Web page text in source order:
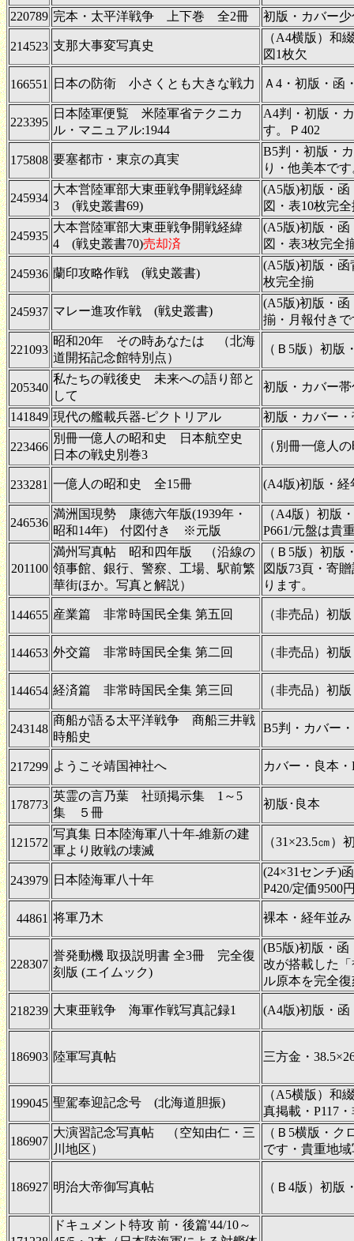
220789 完本・太平洋戦争 上下巻 全2冊 初版・カバー
214523 支那大事変写真史
（A4横版）和
図1枚欠
166551 日本の防衛 小さくとも大きな戦力 Ａ4・初版・函
223395
日本陸軍便覧 米陸軍省テクニカ
ル・マニュアル:1944
A4判・初版・
す。Ｐ402
175808 要塞都市・東京の真実
B5判・初版・
り・他美本で
245934
大本営陸軍部大東亜戦争開戦経緯
3 (戦史叢書69)
(A5版)初版・
図・表10枚完
245935
大本営陸軍部大東亜戦争開戦経緯
4 (戦史叢書70)売却済
(A5版)初版・
図・表3枚完全
245936 蘭印攻略作戦 (戦史叢書)
(A5版)初版・函
枚完全揃
245937 マレー進攻作戦 (戦史叢書)
(A5版)初版・函
揃・月報付き
221093
昭和20年 その時あなたは （北海
道開拓記念館特別点）
（Ｂ5版）初版
205340
私たちの戦後史 未来への語り部と
して
初版・カバー
141849 現代の艦載兵器-ピクトリアル 初版・カバー・
223466
別冊一億人の昭和史 日本航空史
日本の戦史別巻3
（別冊一億人
233281 一億人の昭和史 全15冊 (A4版)初版・経
246536
満洲国現勢 康徳六年版(1939年・
昭和14年) 付図付き ※元版
（A4版）初版
P661/元盤は貴
201100
満州写真帖 昭和四年版 （沿線の
領事館、銀行、警察、工場、駅前繁
華街ほか。写真と解説）
（Ｂ5版）初版
図版73頁・寄
ります。
144655 産業篇 非常時国民全集 第五回 （非売品）初
144653 外交篇 非常時国民全集 第二回 （非売品）初
144654 経済篇 非常時国民全集 第三回 （非売品）初
243148
商船が語る太平洋戦争 商船三井戦
時船史
B5判・カバー
217299 ようこそ靖国神社へ カバー・良本・
178773
英霊の言乃葉 社頭掲示集 1～5
集 ５冊
初版･良本
121572
写真集 日本陸海軍八十年-維新の建
軍より敗戦の壊滅
（31×23.5㎝）
243979 日本陸海軍八十年
(24×31センチ)
P420/定価9500
44861 将軍乃木 裸本・経年並み
228307
誉発動機 取扱説明書 全3冊 完全復
刻版 (エイムック)
(B5版)初版・
改が搭載した
ル原本を完全
218239 大東亜戦争 海軍作戦写真記録1 (A4版)初版・函
186903 陸軍写真帖 三方金・
199045 聖駕奉迎記念号 (北海道胆振)
（A5横版）和
真掲載・P117
186907
大演習記念写真帖 （空知由仁・三
川地区）
（Ｂ5横版・
です・貴重地
186927 明治大帝御写真帖 （Ｂ4版）初版
ドキュメント特攻 前・後篇'44/10～